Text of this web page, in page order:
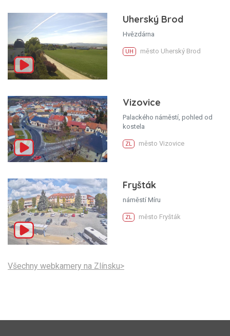
Uherský Brod
Hvězdárna
UH město Uherský Brod
Vizovice
Palackého náměstí, pohled od
kostela
ZL město Vizovice
Fryšták
náměstí Míru
ZL město Fryšták
Všechny webkamery na Zlínsku>